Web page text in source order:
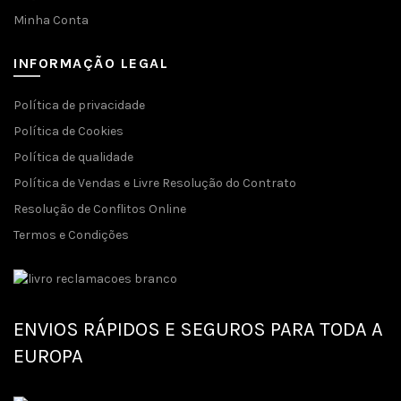
Minha Conta
INFORMAÇÃO LEGAL
Política de privacidade
Política de Cookies
Política de qualidade
Política de Vendas e Livre Resolução do Contrato
Resolução de Conflitos Online
Termos e Condições
ENVIOS RÁPIDOS E SEGUROS PARA TODA A
EUROPA